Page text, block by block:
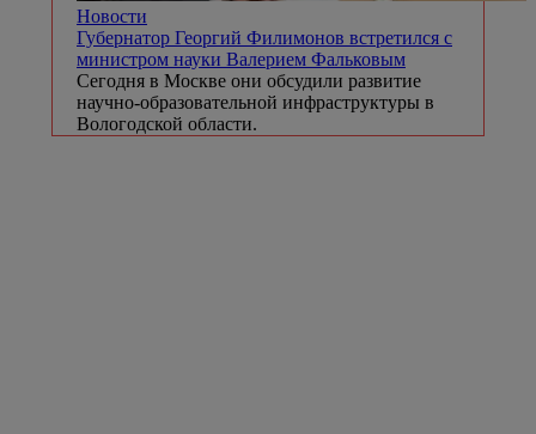
Новости
Губернатор Георгий Филимонов встретился с
министром науки Валерием Фальковым
Сегодня в Москве они обсудили развитие
научно-образовательной инфраструктуры в
Вологодской области.